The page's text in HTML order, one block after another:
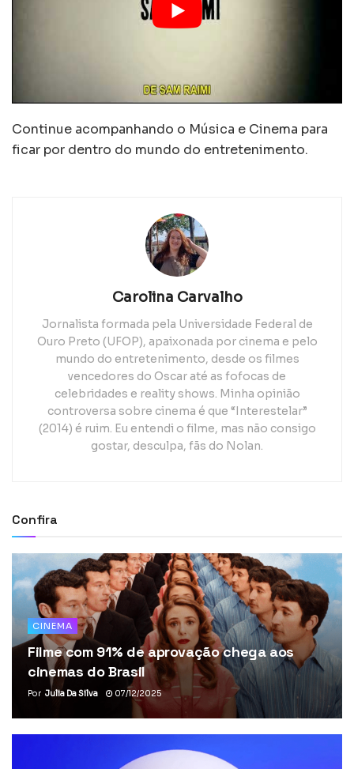
Continue acompanhando o Música e Cinema para
ficar por dentro do mundo do entretenimento.
Carolina Carvalho
Jornalista formada pela Universidade Federal de
Ouro Preto (UFOP), apaixonada por cinema e pelo
mundo do entretenimento, desde os filmes
vencedores do Oscar até as fofocas de
celebridades e reality shows. Minha opinião
controversa sobre cinema é que “Interestelar”
(2014) é ruim. Eu entendi o filme, mas não consigo
gostar, desculpa, fãs do Nolan.
Confira
CINEMA
Filme com 91% de aprovação chega aos
cinemas do Brasil
Por Julia Da Silva 07/12/2025